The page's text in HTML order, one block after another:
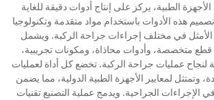
الطبية، يركز على إنتاج أدوات دقيقة للغاية
هذه الأدوات باستخدام مواد متقدمة وتكنولوجيا
الأمثل في مختلف إجراءات جراحة الركبة. ويشمل
قطع متخصصة، وأدوات محاذاة، ومكونات تجريبية،
عمليات جراحة الركبة. تخضع كل أداة لعمليات
وتمتثل لمعايير الأجهزة الطبية الدولية، مما يضمن
الإجراءات الجراحية. ويدمج عملية التصنيع تقنيات